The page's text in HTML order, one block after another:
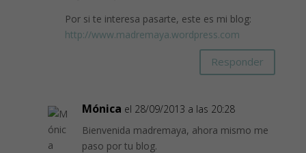
Por si te interesa pasarte, este es mi blog:
http://www.madremaya.wordpress.com
Responder
Mónica el 28/09/2013 a las 20:28
Bienvenida madremaya, ahora mismo me
paso por tu blog.